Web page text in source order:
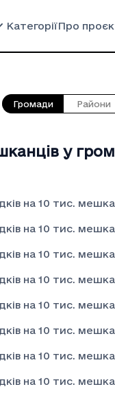
КатегоріїПро
Громади Райони
у
на 10 тис.
на 10 тис.
на 10 тис.
на 10 тис.
на 10 тис.
на 10 тис.
на 10 тис.
на 10 тис.